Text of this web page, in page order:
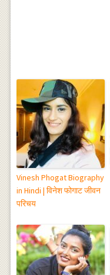
Vinesh Phogat Biography
in Hindi | विनेश फोगाट जीवन
परिचय